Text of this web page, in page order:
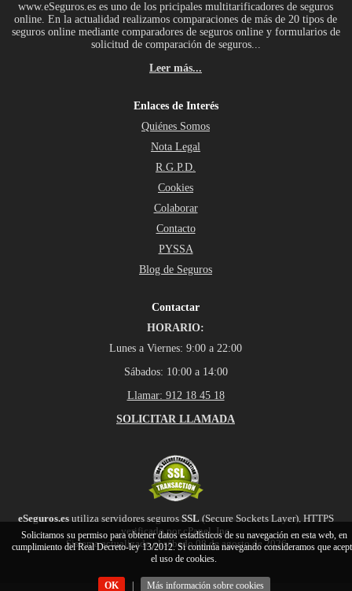
www.eSeguros.es es uno de los pricipales multitarificadores de seguros
online. En la actualidad realizamos comparaciones de más de 20 tipos de
seguros online mediante comparadores de seguros online y formularios de
solicitud de comparación de seguros...
Leer más...
Enlaces de Interés
Quiénes Somos
Nota Legal
R.G.P.D.
Cookies
Colaborar
Contacto
PYSSA
Blog de Seguros
Contactar
HORARIO:
Lunes a Viernes: 9:00 a 22:00
Sábados: 10:00 a 14:00
Llamar: 912 18 45 18
SOLICITAR LLAMADA
eSeguros.es utiliza servidores seguros SSL (Secure Sockets Layer), HTTPS
verificado por cPanel, Inc.
Sistema actualizado el sábado 08 de agosto de 2026
Solicitamos su permiso para obtener datos estadísticos de su navegación en esta web, en
cumplimiento del Real Decreto-ley 13/2012. Si continúa navegando consideramos que
el uso de cookies.
OK Más información sobre cookies